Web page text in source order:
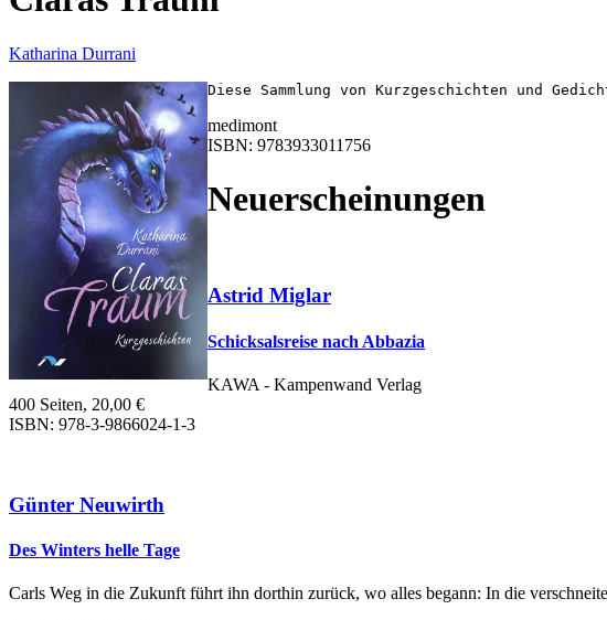
Katharina Durrani
Diese Sammlung von Kurzgeschichten und
medimont
ISBN: 9783933011756
Neuerscheinungen
Astrid Miglar
Schicksalsreise nach Abbazia
KAWA - Kampenwand Verlag
400 Seiten, 20,00 €
ISBN: 978-3-9866024-1-3
Günter Neuwirth
Des Winters helle Tage
Carls Weg in die Zukunft führt ihn dorthin zurück, wo alles begann: In die